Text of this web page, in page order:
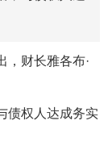
，财长雅各布·
债权人达成务实